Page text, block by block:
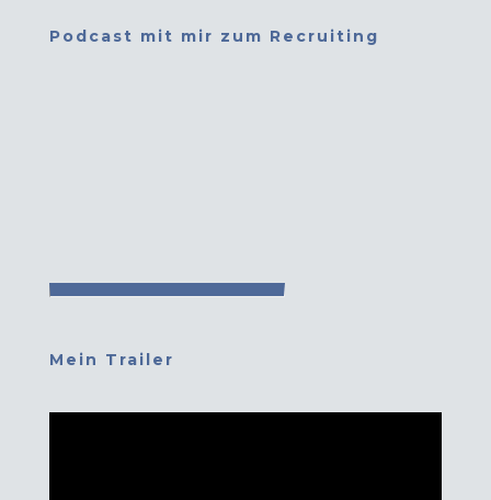
Podcast mit mir zum Recruiting
Mein Trailer